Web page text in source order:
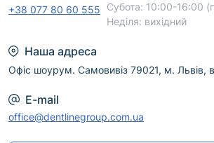
+38 077 80 60 555
Субота: 10:00-16:00
Неділя: вихідний
Наша адреса
Офіс шоурум. Самовивіз 79021, м. Львів,
E-mail
office@dentlinegroup.com.ua